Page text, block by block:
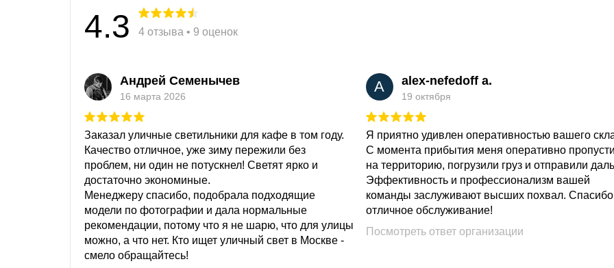
4.3 4 отзыва • 9 оценок
Андрей Семенычев
16 марта 2026
Заказал уличные светильники для кафе в том году.
Качество отличное, уже зиму пережили без
проблем, ни один не потускнел! Светят ярко и
достаточно экономиные.
Менеджеру спасибо, подобрала подходящие
модели по фотографии и дала нормальные
рекомендации, потому что я не шарю, что для улицы
можно, а что нет. Кто ищет уличный свет в Москве -
смело обращайтесь!
A alex-nefedoff a.
19 октября
Я приятно удивлен оперативностью вашего
С момента прибытия меня оперативно
на территорию, погрузили груз и отправили
Эффективность и профессионализм вашей
команды заслуживают высших похвал. Спасибо
отличное обслуживание!
Посмотреть ответ организации